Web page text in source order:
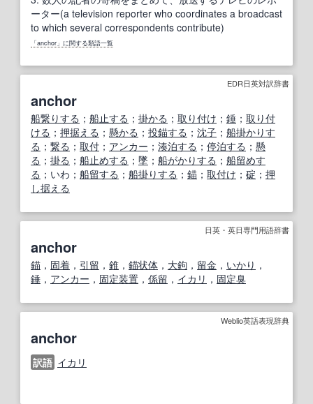
ーター(a television reporter who coordinates a broadcast
to which several correspondents contribute)
「anchor」に関する類語一覧
EDR日英対訳辞書
anchor
船繋りする ； 船止する ； 掛かる ； 取り付け ； 錘 ； 取り付
ける ； 押据える ； 懸かる ； 投錨する ； 沈子 ； 船掛かりす
る ； 繋る ； 取付 ； アンカー ； 湊泊する ； 停泊する ； 懸
る ； 掛る ； 船止めする ； 墜 ； 船がかりする ； 船留めす
る ；いわ； 船留する ； 船掛りする ； 錨 ； 取付け ； 碇 ； 押
し据える
日英・英日専門用語辞書
anchor
錨 ， 固着 ， 引 留 ， 錐 ， 錨状体 ， 大鉤 ， 留金 ， いかり ，
錘 ， アンカー ， 固定装置 ， 係留 ， イカリ ， 固定臭
Weblio英語表現辞典
anchor
訳語 イカリ